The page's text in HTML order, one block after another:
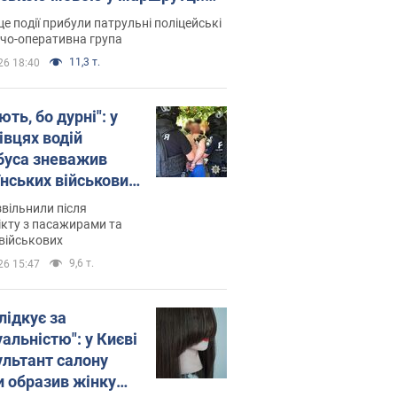
склала адмінпротокол.
події прибули патрульні поліцейські
оперативна група
18:40 11,3 т.
бо дурні": у
водій
зневажив
військових
Відео
після
з пасажирами та
15:47 9,6 т.
за
у Києві
салону
образив жінку